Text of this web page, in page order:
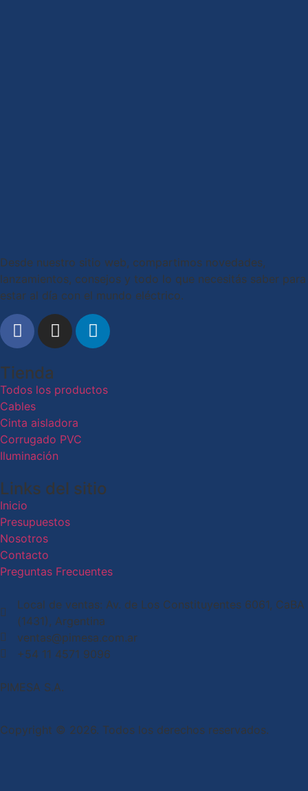
Desde nuestro sitio web, compartimos novedades,
lanzamientos, consejos y todo lo que necesitás saber para
estar al día con el mundo eléctrico.
Tienda
Todos los productos
Cables
Cinta aisladora
Corrugado PVC
Iluminación
Links del sitio
Inicio
Presupuestos
Nosotros
Contacto
Preguntas Frecuentes
Local de ventas: Av. de Los Constituyentes 6061, CaBA
(1431), Argentina
ventas@pimesa.com.ar
+54 11 4571 9096
PIMESA S.A.
Copyright © 2026. Todos los derechos reservados.